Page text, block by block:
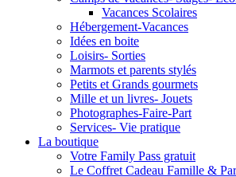
Vacances Scolaires
Hébergement-Vacances
Idées en boite
Loisirs- Sorties
Marmots et parents stylés
Petits et Grands gourmets
Mille et un livres- Jouets
Photographes-Faire-Part
Services- Vie pratique
La boutique
Votre Family Pass gratuit
Le Coffret Cadeau Famille &